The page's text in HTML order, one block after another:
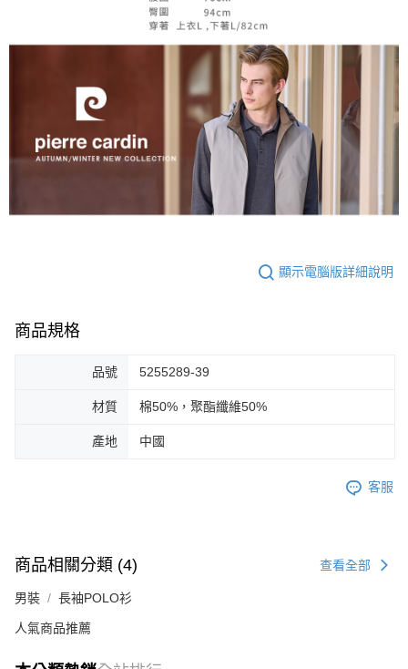
顯示電腦版詳細說明
商品規格
品號 5255289-39
材質 棉50%，聚酯纖維50%
產地 中國
客服
商品相關分類 (4) 查看全部
男裝 長袖POLO衫
人氣商品推薦